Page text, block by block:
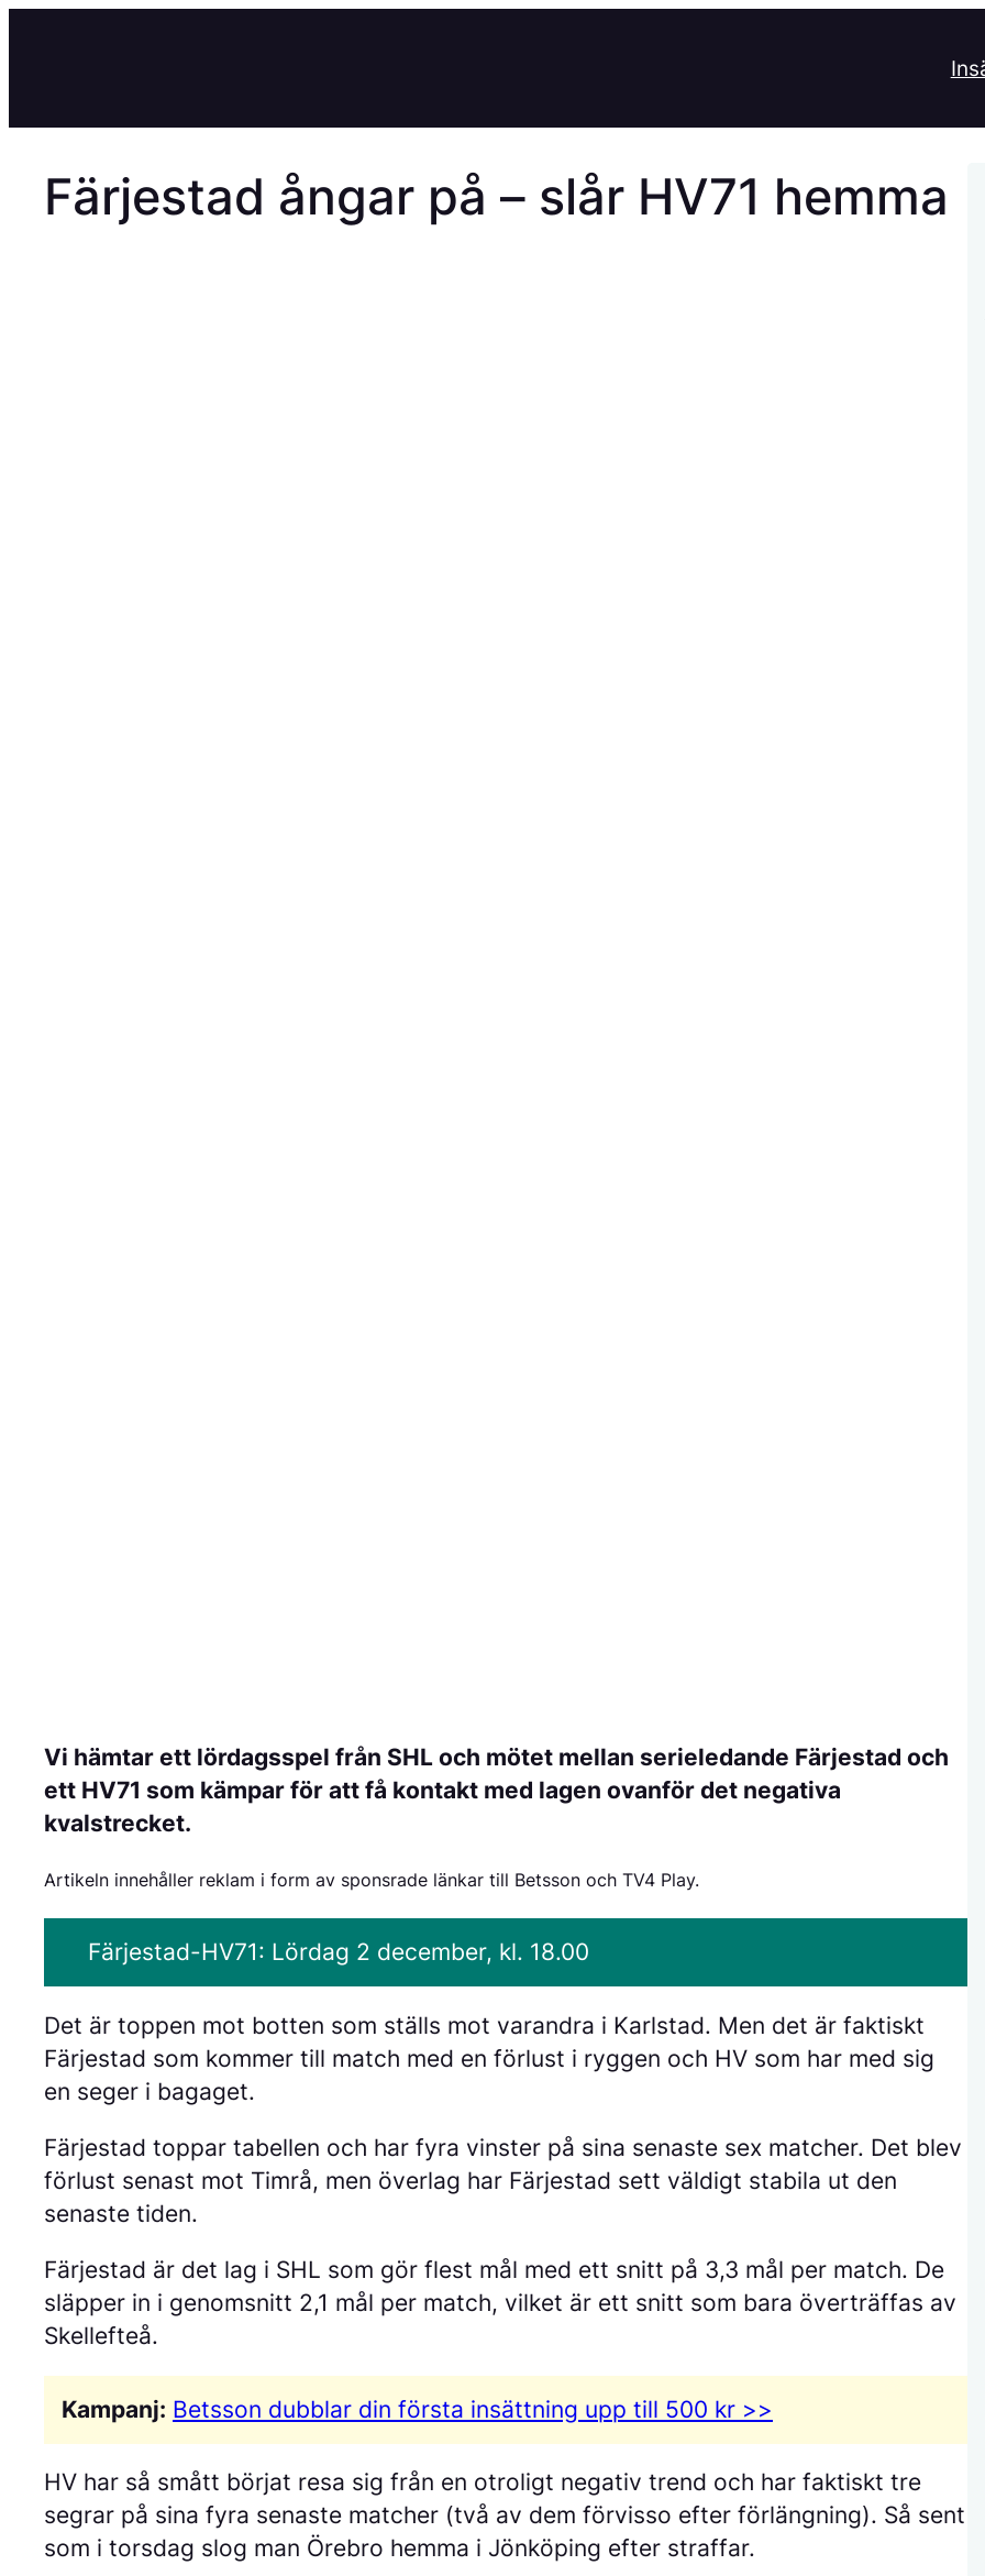
Färjestad ångar på – slår HV71 hemma
Vi hämtar ett lördagsspel från SHL och mötet mellan serieledande Färjestad och
ett HV71 som kämpar för att få kontakt med lagen ovanför det negativa
kvalstrecket.
Artikeln innehåller reklam i form av sponsrade länkar till Betsson och TV4 Play.
Färjestad-HV71: Lördag 2 december, kl. 18.00
Det är toppen mot botten som ställs mot varandra i Karlstad. Men det är faktiskt
Färjestad som kommer till match med en förlust i ryggen och HV som har med sig
en seger i bagaget.
Färjestad toppar tabellen och har fyra vinster på sina senaste sex matcher. Det blev
förlust senast mot Timrå, men överlag har Färjestad sett väldigt stabila ut den
senaste tiden.
Färjestad är det lag i SHL som gör flest mål med ett snitt på 3,3 mål per match. De
släpper in i genomsnitt 2,1 mål per match, vilket är ett snitt som bara överträffas av
Skellefteå.
Kampanj: Betsson dubblar din första insättning upp till 500 kr >>
HV har så smått börjat resa sig från en otroligt negativ trend och har faktiskt tre
segrar på sina fyra senaste matcher (två av dem förvisso efter förlängning). Så sent
som i torsdag slog man Örebro hemma i Jönköping efter straffar.